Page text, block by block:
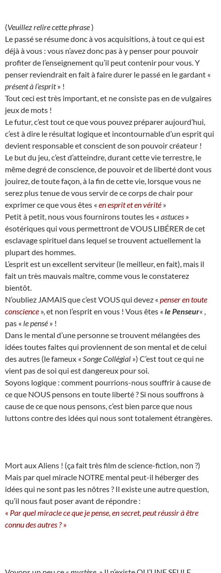
(Veuillez relire cette phrase)
Le passé se résume donc à vos acquisitions, à tout ce qui est
déjà à vous : vous n’avez donc pas à y penser pour pouvoir
profiter de l’enseignement qu’il peut contenir pour vous. Y
penser reviendrait en fait à faire durer le passé en le gardant «
présent à l’esprit» !
Tout ceci est très important, et ne consiste pas en de vulgaires
jeux de mots !
Le futur, c’est tout ce que vous pouvez préparer aujourd’hui,
c’est à dire le résultat logique et incontournable d’un esprit qui
devient responsable et conscient de son pouvoir créateur !
Le but du jeu, c’est d’atteindre, durant cette vie terrestre, le
même degré de conscience, de pouvoir et de liberté dont vous
jouirez, de toute façon, à la fin de cette vie, lorsque vous ne
serez plus tenue de vous servir de ce corps de chair pour
exprimer ce que vous êtes « en esprit et en vérité »
Petit à petit, nous vous fournirons toutes les « astuces »
ésotériques qui vous permettront de VOUS LIBÉRER de cet
esclavage spirituel dans lequel se trouvent actuellement la
plupart des hommes.
L’esprit est un excellent serviteur (le meilleur, en fait), mais il
fait un très mauvais maître, comme vous le constaterez
bientôt.
N’oubliez JAMAIS que c’est VOUS qui devez « penser en toute
conscience », et non l’esprit en vous ! Vous êtes « le Penseur« ,
pas « le pensé » !
Dans le mental d’une personne se trouvent mélangées des
idées toutes faites qui proviennent de son mental et de celui
des autres (le fameux « Songe Collégial ») C’est tout ce qui ne
vient pas de soi qui est dangereux pour soi.
Soyons logique : comment pourrions-nous souffrir à cause de
ce que NOUS pensons en toute liberté ? Si nous souffrons à
cause de ce que nous pensons, c’est bien parce que nous
luttons contre des idées qui nous sont totalement étrangères.
Mort aux Aliens ! (ça fait très film de science-fiction, non ?)
Mais par quel miracle NOTRE mental peut-il héberger des
idées qui ne sont pas les nôtres ? Il existe une autre question,
qu’il nous faut poser avant de répondre :
« Par quel miracle ce que je pense, en secret, peut réussir à être
connu des autres ?»